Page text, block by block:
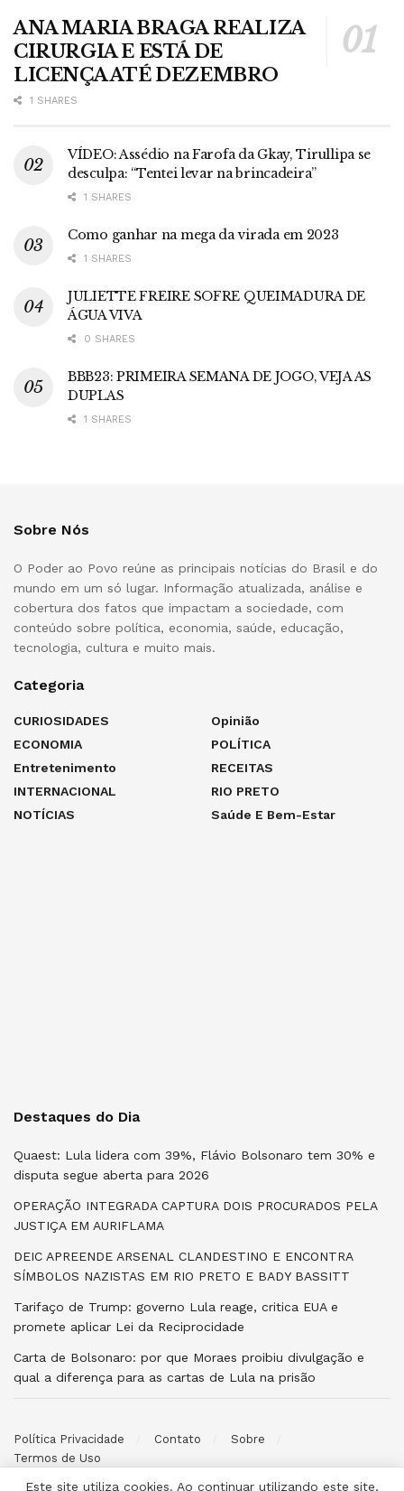
ANA MARIA BRAGA REALIZA
CIRURGIA E ESTÁ DE
LICENÇA ATÉ DEZEMBRO
1 SHARES
VÍDEO: Assédio na Farofa da Gkay, Tirullipa se
desculpa: “Tentei levar na brincadeira”
1 SHARES
Como ganhar na mega da virada em 2023
1 SHARES
JULIETTE FREIRE SOFRE QUEIMADURA DE
ÁGUA VIVA
0 SHARES
BBB23: PRIMEIRA SEMANA DE JOGO, VEJA AS
DUPLAS
1 SHARES
Sobre Nós
O Poder ao Povo reúne as principais notícias do Brasil e do
mundo em um só lugar. Informação atualizada, análise e
cobertura dos fatos que impactam a sociedade, com
conteúdo sobre política, economia, saúde, educação,
tecnologia, cultura e muito mais.
Categoria
CURIOSIDADES
ECONOMIA
Entretenimento
INTERNACIONAL
NOTÍCIAS
Opinião
POLÍTICA
RECEITAS
RIO PRETO
Saúde E Bem-Estar
Destaques do Dia
Quaest: Lula lidera com 39%, Flávio Bolsonaro tem 30% e
disputa segue aberta para 2026
OPERAÇÃO INTEGRADA CAPTURA DOIS PROCURADOS PELA
JUSTIÇA EM AURIFLAMA
DEIC APREENDE ARSENAL CLANDESTINO E ENCONTRA
SÍMBOLOS NAZISTAS EM RIO PRETO E BADY BASSITT
Tarifaço de Trump: governo Lula reage, critica EUA e
promete aplicar Lei da Reciprocidade
Carta de Bolsonaro: por que Moraes proibiu divulgação e
qual a diferença para as cartas de Lula na prisão
Política Privacidade Contato
Sobre
Termos de Uso
Este site utiliza cookies. Ao continuar utilizando este site,